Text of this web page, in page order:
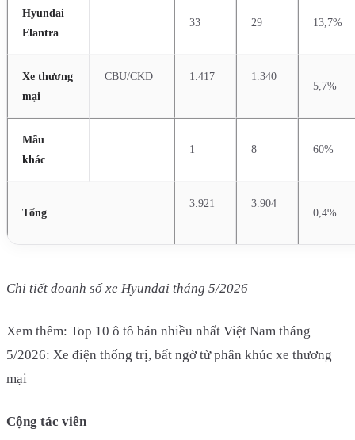
Hyundai
Elantra
33 29 13,7%
Xe thương
mại
CBU/CKD 1.417
1.340
5,7%
Mẫu
khác
1 8 60%
Tổng
3.921
3.904
0,4%
Chi tiết doanh số xe Hyundai tháng 5/2026
Xem thêm: Top 10 ô tô bán nhiều nhất Việt Nam tháng
5/2026: Xe điện thống trị, bất ngờ từ phân khúc xe thương
mại
Cộng tác viên